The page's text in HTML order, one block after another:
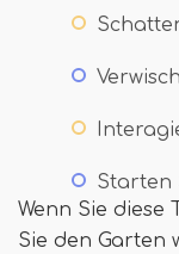
Starten
Wenn Sie diese
Sie den Garten